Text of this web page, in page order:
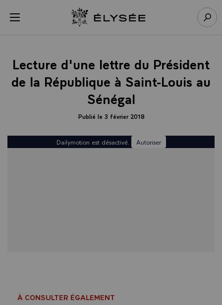
menu Retour à l’accueil Élysée
Lecture d'une lettre du Président
de la République à Saint-Louis au
Sénégal
Publié le 3 février 2018
Dailymotion est désactivé. Autoriser
À CONSULTER ÉGALEMENT
Panneau de gestion des cookies